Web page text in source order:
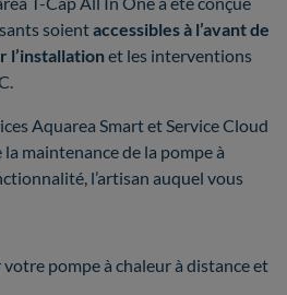
soientaccessibles à l’avant de
l’installationet les interventions
Aquarea Smart et Service Cloud
maintenance de la pompe à
l’artisan auquel vous
pompe à chaleur à distance et